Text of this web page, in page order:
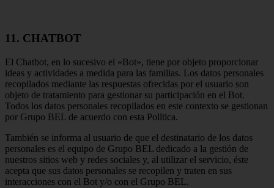
11. CHATBOT
El Chatbot, en lo sucesivo el «Bot», tiene por objeto proporcionar
ideas y actividades a medida para las familias. Los datos personales
recopilados mediante las respuestas ofrecidas por el usuario son
objeto de tratamiento para gestionar su participación en el Bot.
Todos los datos personales recopilados en este contexto se gestionan
por Grupo BEL de acuerdo con esta Política.
También se informa al usuario de que el destinatario de los datos
personales es el equipo de Grupo BEL dedicado a la gestión de
nuestros sitios web y redes sociales y, al utilizar el servicio, éste
acepta que sus datos personales se recopilen y traten en sus
interacciones con el Bot y/o con el Grupo BEL.